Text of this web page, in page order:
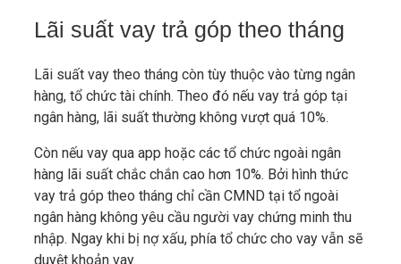
Lãi suất vay trả góp theo tháng
Lãi suất vay theo tháng còn tùy thuộc vào từng ngân
hàng, tổ chức tài chính. Theo đó nếu vay trả góp tại
ngân hàng, lãi suất thường không vượt quá 10%.
Còn nếu vay qua app hoặc các tổ chức ngoài ngân
hàng lãi suất chắc chắn cao hơn 10%. Bởi hình thức
vay trả góp theo tháng chỉ cần CMND tại tổ ngoài
ngân hàng không yêu cầu người vay chứng minh thu
nhập. Ngay khi bị nợ xấu, phía tổ chức cho vay vẫn sẽ
duyệt khoản vay.